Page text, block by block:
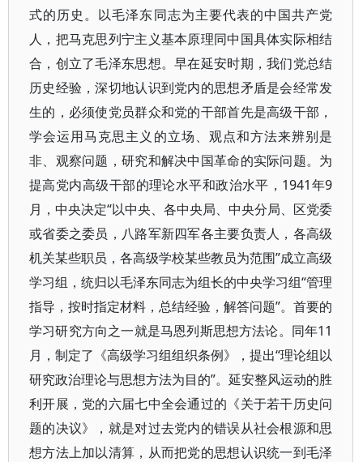
式的历史。以毛泽东同志为主要代表的中国共产党
人，把马克思列宁主义基本原理同中国具体实际相结
合，创立了毛泽东思想。早在延安时期，我们党总结
历史经验，深切地认识到党内的思想矛盾是会经常发
生的，必须使党员群众和党的干部首先是高级干部，
学会运用马克思主义的立场、观点和方法来辨别是
非、观察问题，研究和解决中国革命的实际问题。为
提高党内高级干部的理论水平和政治水平，1941年9
月，中央决定“以中央、各中央局、中央分局、区党委
或省委之委员，八路军新四军各主要负责人，各高级
机关某些职员，各高级学校某些教员为范围”成立高级
学习组，统归以毛泽东同志为组长的中央学习组“管理
指导，按时指定材料，总结经验，解答问题”。首要的
学习研究方向之一就是马恩列斯思想方法论。同年11
月，制定了《高级学习组组织条例》，提出“理论组以
研究政治理论与思想方法为目的”。延安整风运动的胜
利开展，党的六届七中全会通过的《关于若干历史问
题的决议》，就是对过去党内的错误从社会根源和思
想方法上加以清算，从而把党的思想认识统一到毛泽